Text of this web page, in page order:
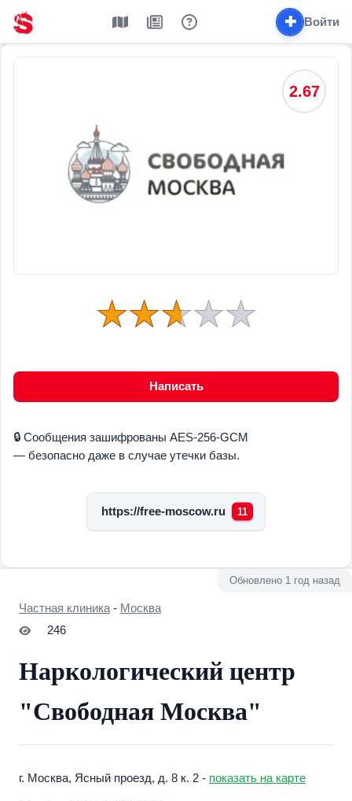
✚ Войти
2.67
Написать
🔒 Сообщения зашифрованы AES-256-GCM
— безопасно даже в случае утечки базы.
https://free-moscow.ru 11
Частная клиника- Москва
246
Наркологический центр
"Свободная Москва"
г. Москва, Ясный проезд, д. 8 к. 2 - показать на карте
Обновлено 1 год назад